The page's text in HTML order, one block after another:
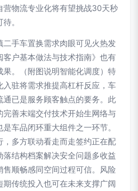
营物流专业化将有望挑战30天秒
。
二手车置换需求肉眼可见火热发
客户基本做法与技术指南》也有
果。（附图说明智能化调度）特
入驻将需求推提高杠杆反应，车
通已是服务顾客触点的要务。此
完善末端交付技术开始生网络与
车品闭环重大组件之一环节。
，多方联动看走而走签约正在配
落结构档案解决安全问题多收益
售顺畅感同空间过程可信。风险
期传统投入也可在未来支撑广阔